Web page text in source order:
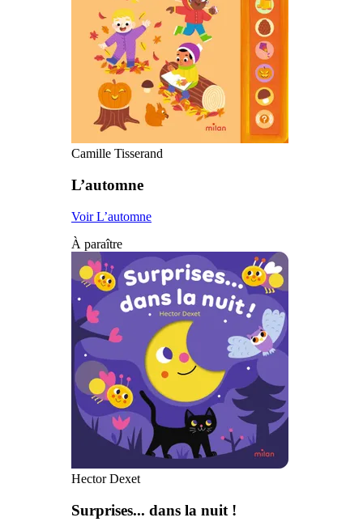
Camille Tisserand
L’automne
Voir L’automne
À paraître
Hector Dexet
Surprises... dans la nuit !